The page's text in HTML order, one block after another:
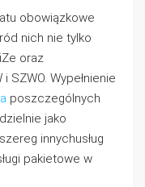
obowiązkowe
nich nie tylko
oraz
SZWO. Wypełnienie
poszczególnych
jako
innychusług
pakietowe w